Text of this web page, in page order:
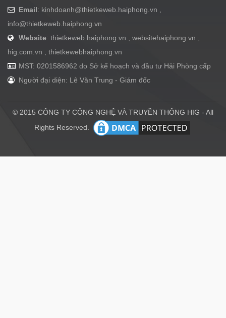
Email: kinhdoanh@thietkeweb.haiphong.vn
info@thietkeweb.haiphong.vn
Website: thietkeweb.haiphong.vn , websitehaiphong.vn ,
hig.com.vn , thietkewebhaiphong.vn
MST: 0201586962 do Sở kế hoạch và đầu tư Hải Phòng cấp
Người đại diện: Lê Văn Trung - Giám đốc
© 2015 CÔNG TY CÔNG NGHỆ VÀ TRUYỀN THÔNG HIG - All
Rights Reserved.